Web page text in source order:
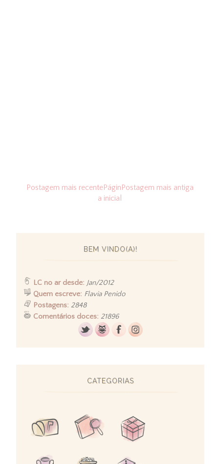
Postagem mais recente Postagem mais antiga
Págin
a inicial
BEM VINDO(A)!
LC no ar desde: Jan/2012
Quem escreve: Flavia Penido
Postagens: 2848
Comentários doces: 21896
CATEGORIAS